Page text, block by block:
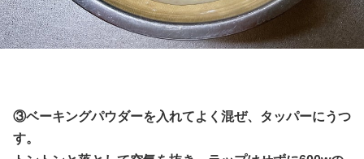
③ベーキングパウダーを入れてよく混ぜ、タッパーにうつ
す。